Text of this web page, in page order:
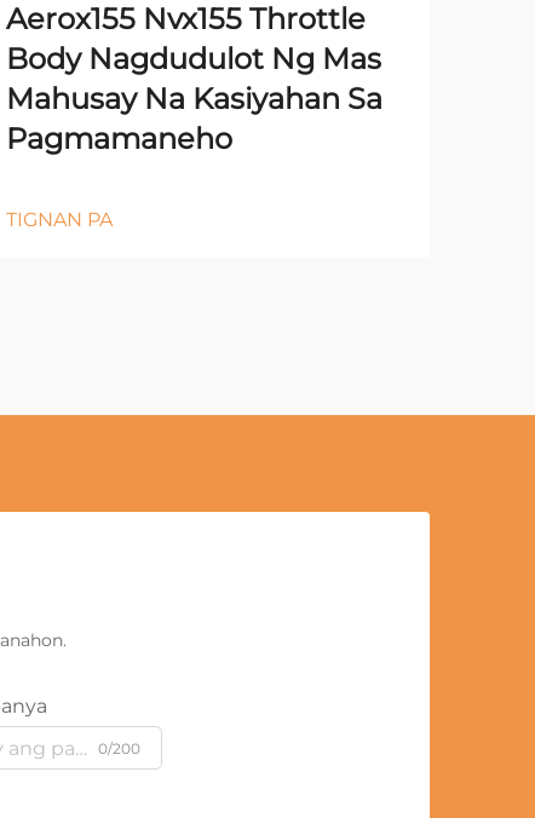
Aerox155 Nvx155 Throttle
Body Nagdudulot Ng Mas
Mahusay Na Kasiyahan Sa
Pagmamaneho
TIGNAN PA
0/200